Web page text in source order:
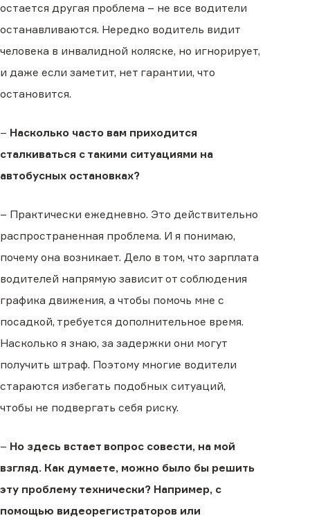
остается другая проблема – не все водители
останавливаются. Нередко водитель видит
человека в инвалидной коляске, но игнорирует,
и даже если заметит, нет гарантии, что
остановится.
– Насколько часто вам приходится
сталкиваться с такими ситуациями на
автобусных остановках?
– Практически ежедневно. Это действительно
распространенная проблема. И я понимаю,
почему она возникает. Дело в том, что зарплата
водителей напрямую зависит от соблюдения
графика движения, а чтобы помочь мне с
посадкой, требуется дополнительное время.
Насколько я знаю, за задержки они могут
получить штраф. Поэтому многие водители
стараются избегать подобных ситуаций,
чтобы не подвергать себя риску.
– Но здесь встает вопрос совести, на мой
взгляд. Как думаете, можно было бы решить
эту проблему технически? Например, с
помощью видеорегистраторов или